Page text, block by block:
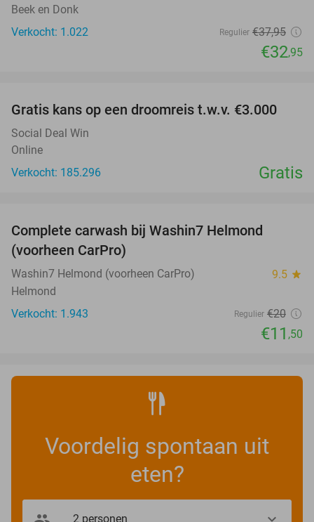
Beek en Donk
Verkocht: 1.022
Regulier €37,95
€32,95
Gratis kans op een droomreis t.w.v. €3.000
Social Deal Win
Online
Verkocht: 185.296
Gratis
Complete carwash bij Washin7 Helmond
(voorheen CarPro)
Washin7 Helmond (voorheen CarPro) 9.5 star
Helmond
Verkocht: 1.943
Regulier €20
€11 ,50
Voordelig spontaan uit
eten?